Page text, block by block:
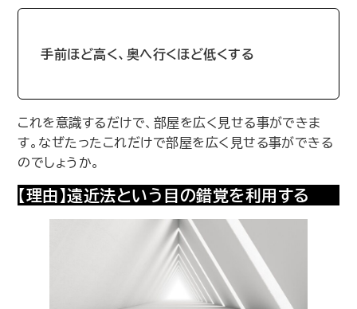
手前ほど高く、奥へ行くほど低くする
これを意識するだけで、部屋を広く見せる事ができま
す。なぜたったこれだけで部屋を広く見せる事ができる
のでしょうか。
【理由】遠近法という目の錯覚を利用する